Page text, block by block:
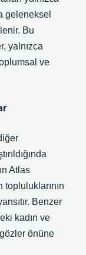
geleneksel
Bu
yalnızca
ve
Atlas
topluluklarının
Benzer
kadın ve
önüne